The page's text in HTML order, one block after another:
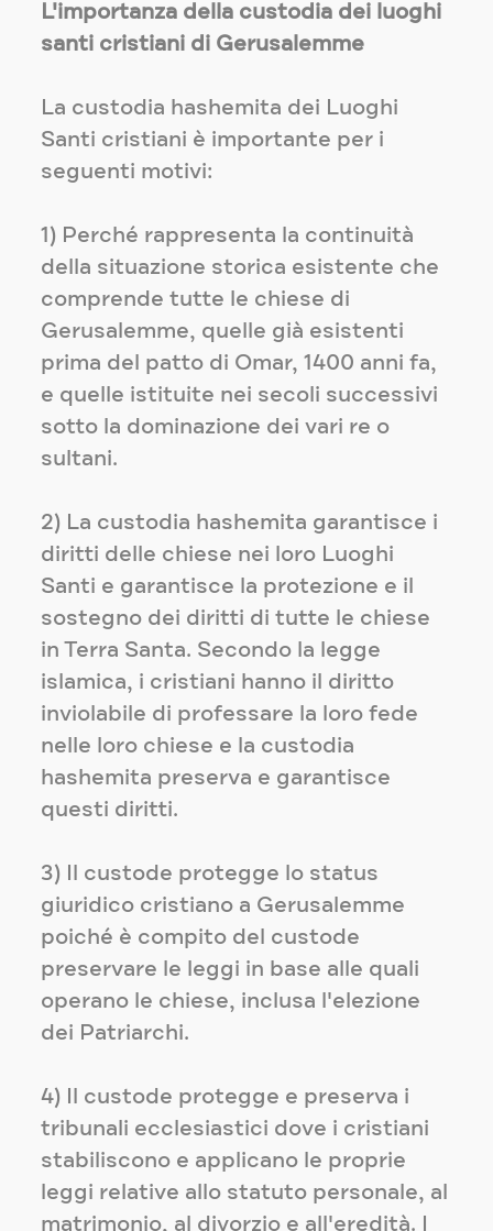
L'importanza della custodia dei luoghi
santi cristiani di Gerusalemme
La custodia hashemita dei Luoghi
Santi cristiani è importante per i
seguenti motivi:
1) Perché rappresenta la continuità
della situazione storica esistente che
comprende tutte le chiese di
Gerusalemme, quelle già esistenti
prima del patto di Omar, 1400 anni fa,
e quelle istituite nei secoli successivi
sotto la dominazione dei vari re o
sultani.
2) La custodia hashemita garantisce i
diritti delle chiese nei loro Luoghi
Santi e garantisce la protezione e il
sostegno dei diritti di tutte le chiese
in Terra Santa. Secondo la legge
islamica, i cristiani hanno il diritto
inviolabile di professare la loro fede
nelle loro chiese e la custodia
hashemita preserva e garantisce
questi diritti.
3) Il custode protegge lo status
giuridico cristiano a Gerusalemme
poiché è compito del custode
preservare le leggi in base alle quali
operano le chiese, inclusa l'elezione
dei Patriarchi.
4) Il custode protegge e preserva i
tribunali ecclesiastici dove i cristiani
stabiliscono e applicano le proprie
leggi relative allo statuto personale, al
matrimonio, al divorzio e all'eredità. I